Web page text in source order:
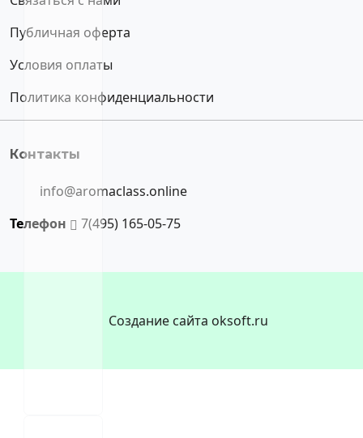
Публичная оферта
Условия оплаты
Политика конфиденциальности
Контакты
info@aromaclass.online
Телефон
7(495) 165-05-75
Создание сайта oksoft.ru